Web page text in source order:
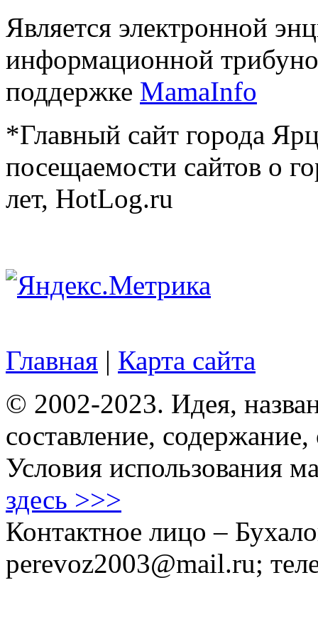
Является электронной
информационной
поддержке MamaInfo
*Главный сайт города
посещаемости сайтов о
лет, HotLog.ru
Главная | Карта сайта
© 2002-2023. Идея,
составление,
Условия использования
здесь >>>
Контактное лицо –
perevoz2003@mail.ru;